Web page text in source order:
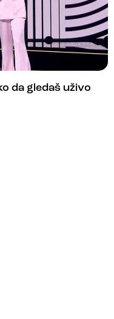
da gledaš uživo